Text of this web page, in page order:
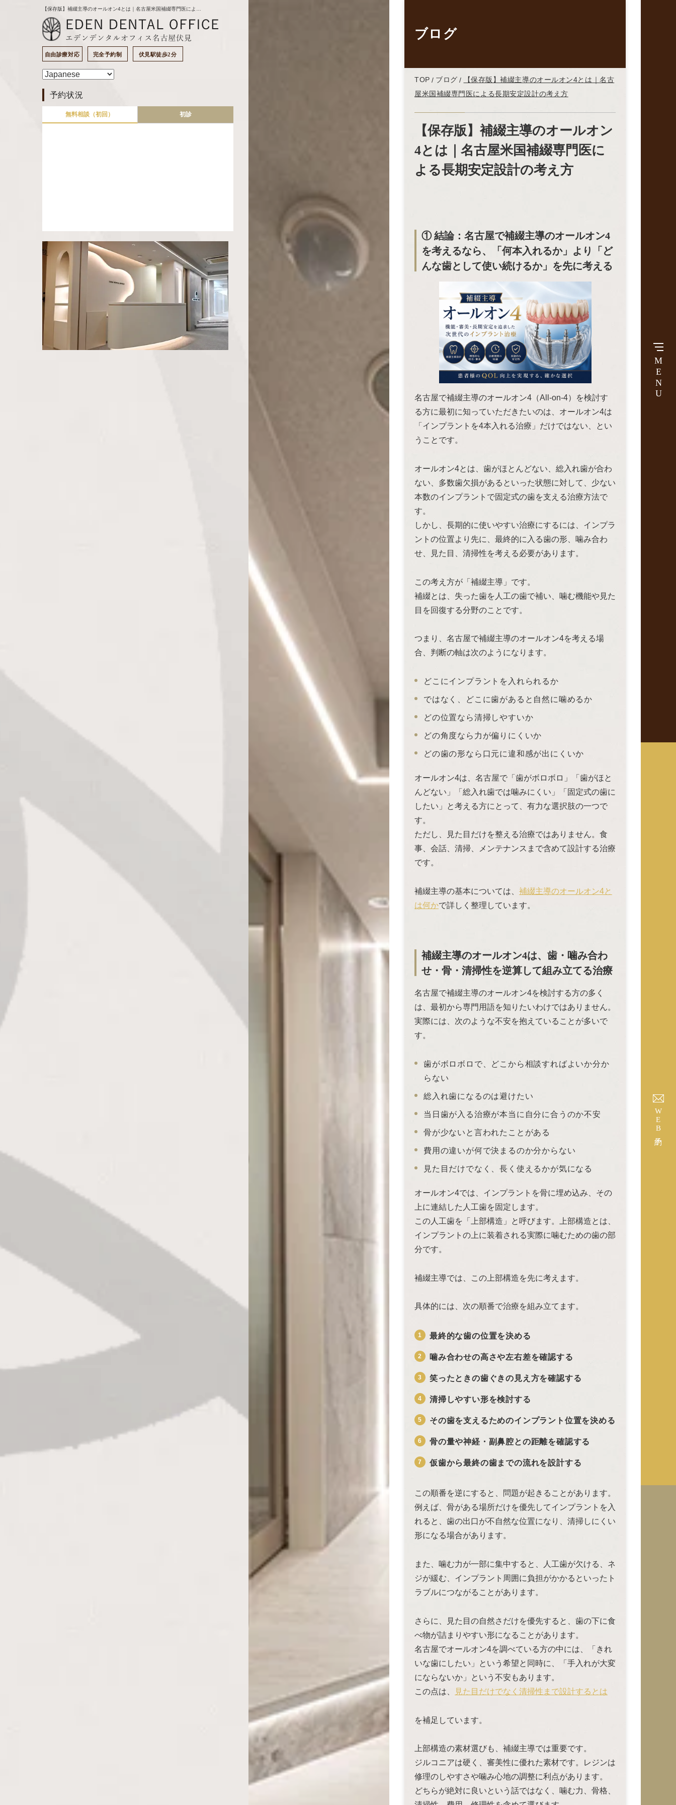
自由診療対応 完全予約制 伏見駅徒歩2分
予約状況
無料相談（初回） 初診
MENU
WEB予約
ブログ
TOP ブログ
【保存版】補綴主導のオールオン4とは｜名古
屋米国補綴専門医による長期安定設計の考え方
【保存版】補綴主導のオールオン
4とは｜名古屋米国補綴専門医に
よる長期安定設計の考え方
① 結論：名古屋で補綴主導のオールオン4
を考えるなら、「何本入れるか」より「ど
んな歯として使い続けるか」を先に考える
名古屋で補綴主導のオールオン4（All-on-4）を検討す
る方に最初に知っていただきたいのは、オールオン4は
「インプラントを4本入れる治療」だけではない、とい
うことです。
オールオン4とは、歯がほとんどない、総入れ歯が合わ
ない、多数歯欠損があるといった状態に対して、少ない
本数のインプラントで固定式の歯を支える治療方法で
す。
しかし、長期的に使いやすい治療にするには、インプラ
ントの位置より先に、最終的に入る歯の形、噛み合わ
せ、見た目、清掃性を考える必要があります。
この考え方が「補綴主導」です。
補綴とは、失った歯を人工の歯で補い、噛む機能や見た
目を回復する分野のことです。
つまり、名古屋で補綴主導のオールオン4を考える場
合、判断の軸は次のようになります。
どこにインプラントを入れられるか
ではなく、どこに歯があると自然に噛めるか
どの位置なら清掃しやすいか
どの角度なら力が偏りにくいか
どの歯の形なら口元に違和感が出にくいか
オールオン4は、名古屋で「歯がボロボロ」「歯がほと
んどない」「総入れ歯では噛みにくい」「固定式の歯に
したい」と考える方にとって、有力な選択肢の一つで
す。
ただし、見た目だけを整える治療ではありません。食
事、会話、清掃、メンテナンスまで含めて設計する治療
です。
補綴主導の基本については、 補綴主導のオールオン4と
は何かで詳しく整理しています。
補綴主導のオールオン4は、歯・噛み合わ
せ・骨・清掃性を逆算して組み立てる治療
名古屋で補綴主導のオールオン4を検討する方の多く
は、最初から専門用語を知りたいわけではありません。
実際には、次のような不安を抱えていることが多いで
す。
歯がボロボロで、どこから相談すればよいか分か
らない
総入れ歯になるのは避けたい
当日歯が入る治療が本当に自分に合うのか不安
骨が少ないと言われたことがある
費用の違いが何で決まるのか分からない
見た目だけでなく、長く使えるかが気になる
オールオン4では、インプラントを骨に埋め込み、その
上に連結した人工歯を固定します。
この人工歯を「上部構造」と呼びます。上部構造とは、
インプラントの上に装着される実際に噛むための歯の部
分です。
補綴主導では、この上部構造を先に考えます。
具体的には、次の順番で治療を組み立てます。
最終的な歯の位置を決める
噛み合わせの高さや左右差を確認する
笑ったときの歯ぐきの見え方を確認する
清掃しやすい形を検討する
その歯を支えるためのインプラント位置を決める
骨の量や神経・副鼻腔との距離を確認する
仮歯から最終の歯までの流れを設計する
この順番を逆にすると、問題が起きることがあります。
例えば、骨がある場所だけを優先してインプラントを入
れると、歯の出口が不自然な位置になり、清掃しにくい
形になる場合があります。
また、噛む力が一部に集中すると、人工歯が欠ける、ネ
ジが緩む、インプラント周囲に負担がかかるといったト
ラブルにつながることがあります。
さらに、見た目の自然さだけを優先すると、歯の下に食
べ物が詰まりやすい形になることがあります。
名古屋でオールオン4を調べている方の中には、「きれ
いな歯にしたい」という希望と同時に、「手入れが大変
にならないか」という不安もあります。
この点は、
見た目だけでなく清掃性まで設計するとは
を補足しています。
上部構造の素材選びも、補綴主導では重要です。
ジルコニアは硬く、審美性に優れた素材です。レジンは
修理のしやすさや噛み心地の調整に利点があります。
どちらが絶対に良いという話ではなく、噛む力、骨格、